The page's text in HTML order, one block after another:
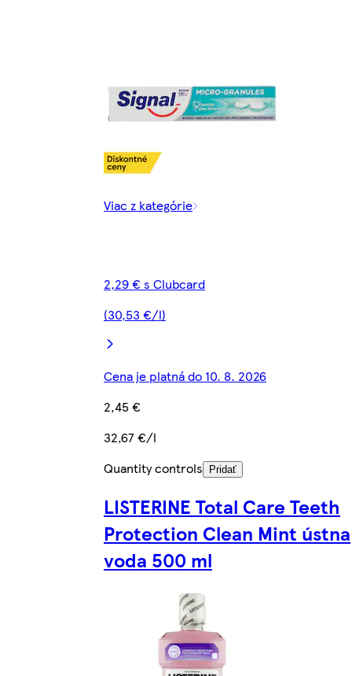
Viac z kategórie
2,29 € s Clubcard
(30,53 €/l)
Cena je platná do 10. 8. 2026
2,45 €
32,67 €/l
Quantity controls
Pridať
LISTERINE Total Care Teeth
Protection Clean Mint ústna
voda 500 ml